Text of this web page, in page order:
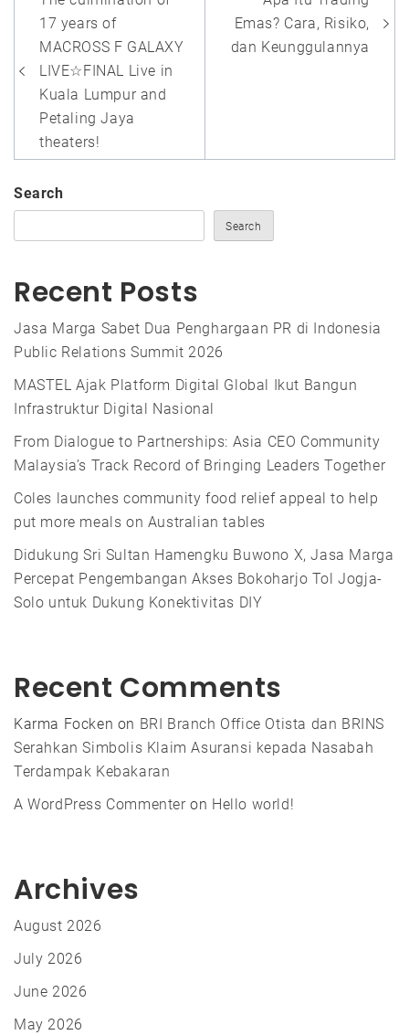
navigation
17 years of
MACROSS F GALAXY
LIVE☆FINAL Live in
Kuala Lumpur and
Petaling Jaya
theaters!
Emas? Cara, Risiko,
dan Keunggulannya
Search
Search
Recent Posts
Jasa Marga Sabet Dua Penghargaan PR di Indonesia
Public Relations Summit 2026
MASTEL Ajak Platform Digital Global Ikut Bangun
Infrastruktur Digital Nasional
From Dialogue to Partnerships: Asia CEO Community
Malaysia’s Track Record of Bringing Leaders Together
Coles launches community food relief appeal to help
put more meals on Australian tables
Didukung Sri Sultan Hamengku Buwono X, Jasa Marga
Percepat Pengembangan Akses Bokoharjo Tol Jogja-
Solo untuk Dukung Konektivitas DIY
Recent Comments
Karma Focken on BRI Branch Office Otista dan BRINS
Serahkan Simbolis Klaim Asuransi kepada Nasabah
Terdampak Kebakaran
A WordPress Commenteron Hello world!
Archives
August 2026
July 2026
June 2026
May 2026